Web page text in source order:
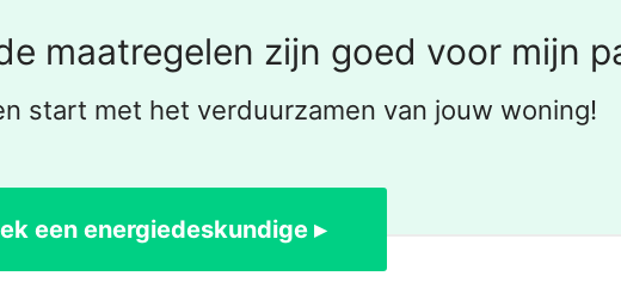
maatregelen zijn goed voor mijn
start met het verduurzamen van jouw woning!
een energiedeskundige ▸